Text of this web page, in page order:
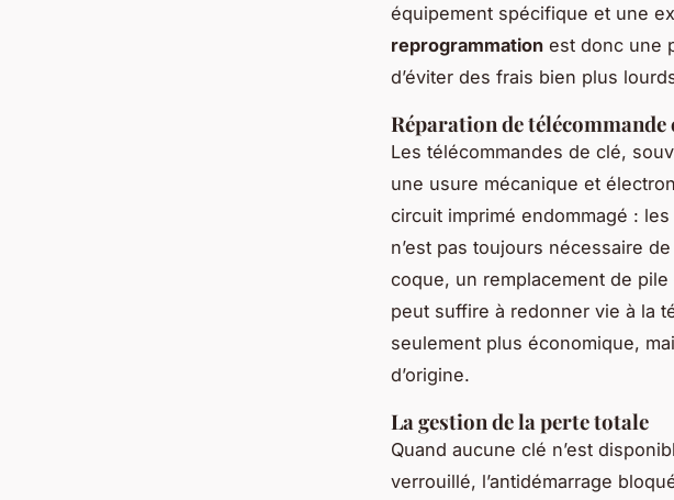
équipement spécifique et une
reprogrammation est donc une
d’éviter des frais bien plus
Réparation de
Les télécommandes de clé,
une usure mécanique et
circuit imprimé endommagé :
n’est pas toujours nécessaire
coque, un remplacement de pile
peut suffire à redonner vie à la
seulement plus économique,
d’origine.
La gestion de la perte totale
Quand aucune clé n’est
verrouillé, l’antidémarrage